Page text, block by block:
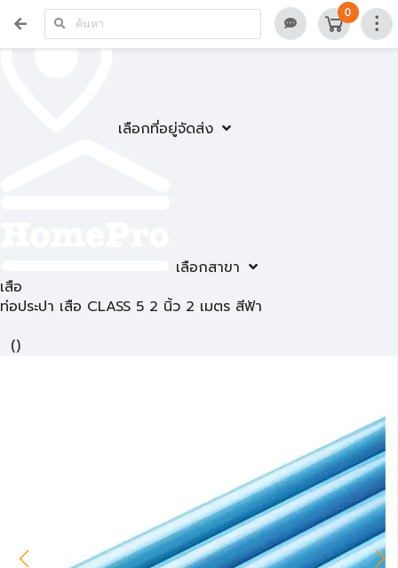
เลือกที่อยู่จัดส่ง
เลือกสาขา
0
เสือ
ท่อประปา เสือ CLASS 5 2 นิ้ว 2 เมตร สีฟ้า
()